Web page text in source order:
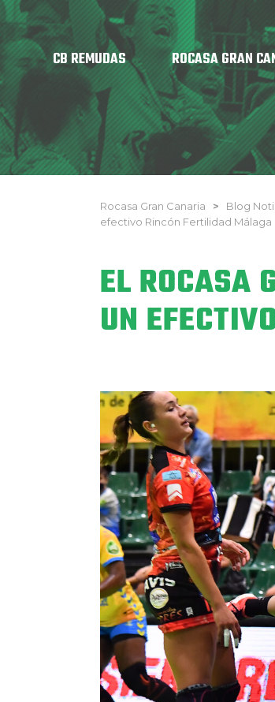
CB REMUDAS ROCASA GRAN
Rocasa Gran Canaria > Blog
efectivo Rincón Fertilidad Málaga
EL ROCASA
UN